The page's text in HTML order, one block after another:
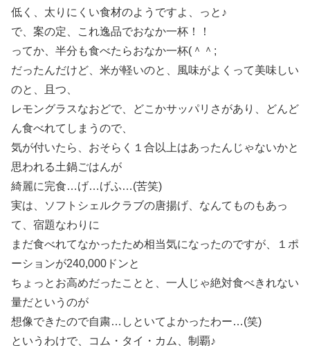
低く、太りにくい食材のようですよ、っと♪
で、案の定、これ逸品でおなか一杯！！
ってか、半分も食べたらおなか一杯(＾＾;
だったんだけど、米が軽いのと、風味がよくって美味しい
のと、且つ、
レモングラスなおどで、どこかサッパリさがあり、どんど
ん食べれてしまうので、
気が付いたら、おそらく１合以上はあったんじゃないかと
思われる土鍋ごはんが
綺麗に完食…げ…げふ…(苦笑)
実は、ソフトシェルクラブの唐揚げ、なんてものもあっ
て、宿題なわりに
まだ食べれてなかったため相当気になったのですが、１ポ
ーションが240,000ドンと
ちょっとお高めだったことと、一人じゃ絶対食べきれない
量だというのが
想像できたので自粛…しといてよかったわー…(笑)
というわけで、コム・タイ・カム、制覇♪